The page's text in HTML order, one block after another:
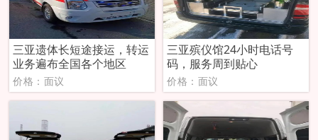
三亚遗体长短途接运，转运
业务遍布全国各个地区
价格：面议
三亚殡仪馆24小时电话号
码，服务周到贴心
价格：面议